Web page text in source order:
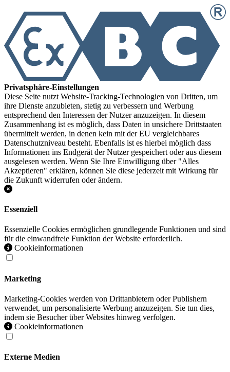
Privatsphäre-Einstellungen
Diese Seite nutzt Website-Tracking-Technologien von Dritten, um
ihre Dienste anzubieten, stetig zu verbessern und Werbung
entsprechend den Interessen der Nutzer anzuzeigen. In diesem
Zusammenhang ist es möglich, dass Daten in unsichere Drittstaaten
übermittelt werden, in denen kein mit der EU vergleichbares
Datenschutzniveau besteht. Ebenfalls ist es hierbei möglich dass
Informationen ins Endgerät der Nutzer gespeichert oder aus diesem
ausgelesen werden. Wenn Sie Ihre Einwilligung über "Alles
Akzeptieren" erklären, können Sie diese jederzeit mit Wirkung für
die Zukunft widerrufen oder ändern.
Essenziell
Essenzielle Cookies ermöglichen grundlegende Funktionen und sind
für die einwandfreie Funktion der Website erforderlich.
Cookieinformationen
Marketing
Marketing-Cookies werden von Drittanbietern oder Publishern
verwendet, um personalisierte Werbung anzuzeigen. Sie tun dies,
indem sie Besucher über Websites hinweg verfolgen.
Cookieinformationen
Externe Medien